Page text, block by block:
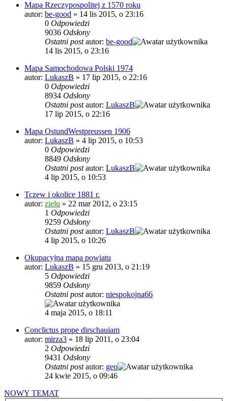
Mapa Rzeczypospolitej z 1570 roku
autor: be-good » 14 lis 2015, o 23:16
0 Odpowiedzi
9036 Odsłony
Ostatni postautor: be-good
14 lis 2015, o 23:16
Mapa Samochodowa Polski 1974
autor: LukaszB » 17 lip 2015, o 22:16
0 Odpowiedzi
8934 Odsłony
Ostatni postautor: LukaszB
17 lip 2015, o 22:16
Mapa OstundWestpreussen 1906
autor: LukaszB » 4 lip 2015, o 10:53
0 Odpowiedzi
8849 Odsłony
Ostatni postautor: LukaszB
4 lip 2015, o 10:53
Tczew i okolice 1881 r.
autor: zielu » 22 mar 2012, o 23:15
1 Odpowiedzi
9259 Odsłony
Ostatni postautor: LukaszB
4 lip 2015, o 10:26
Okupacyjna mapa powiatu
autor: LukaszB » 15 gru 2013, o 21:19
5 Odpowiedzi
9859 Odsłony
Ostatni postautor: niespokojna66
4 maja 2015, o 18:11
Conclictus prope dirschauiam
autor: mirza3 » 18 lip 2011, o 23:04
2 Odpowiedzi
9431 Odsłony
Ostatni postautor: geo
24 kwie 2015, o 09:46
NOWY TEMAT